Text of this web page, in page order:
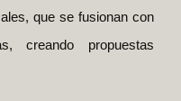
que se fusionan con
creando propuestas